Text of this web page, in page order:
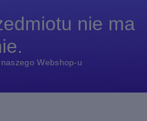
nie ma
Webshop-u